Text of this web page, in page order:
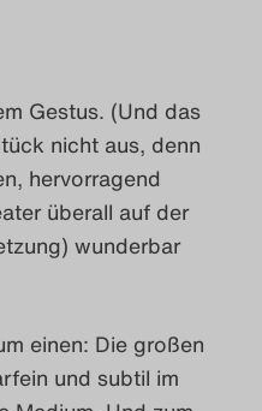
Gestus. (Und das
nicht aus, denn
hervorragend
überall auf der
wunderbar
einen: Die großen
und subtil im